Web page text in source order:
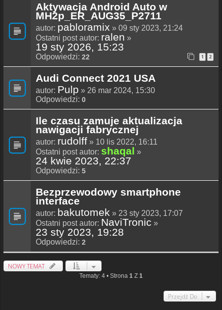
Aktywacja Android Auto w
MH2p_ER_AUG35_P2711
autor: pabloramix » 09 sty 2023, 21:24
Ostatni post autor: ralen »
19 sty 2026, 15:23
Odpowiedzi: 22 1 2
Audi Connect 2021 USA
autor: Pulp » 26 mar 2024, 15:30
Odpowiedzi: 0
Ile czasu zamuje aktualizacja
nawigacji fabrycznej
autor: rudolff » 10 lis 2022, 16:11
Ostatni post autor: shaqal »
24 kwie 2023, 22:37
Odpowiedzi: 5
Bezprzewodowy smartphone
interface
autor: bakutomek » 23 sty 2023, 17:07
Ostatni post autor: NaviTronic »
23 sty 2023, 19:28
Odpowiedzi: 2
NOWY TEMAT
Tematy: 4 • Strona 1 Z 1
Przejdź Do